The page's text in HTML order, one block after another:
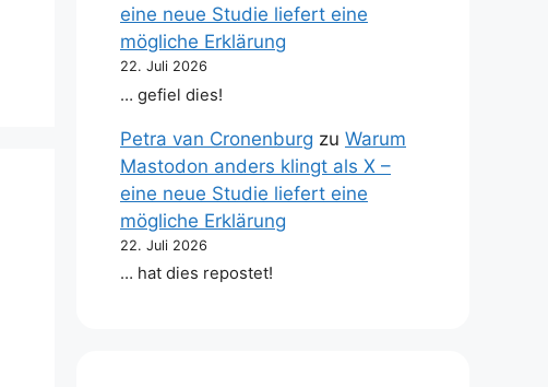
eine neue Studie liefert eine
mögliche Erklärung
22. Juli 2026
… gefiel dies!
Petra van Cronenburg zu Warum
Mastodon anders klingt als X –
eine neue Studie liefert eine
mögliche Erklärung
22. Juli 2026
… hat dies repostet!